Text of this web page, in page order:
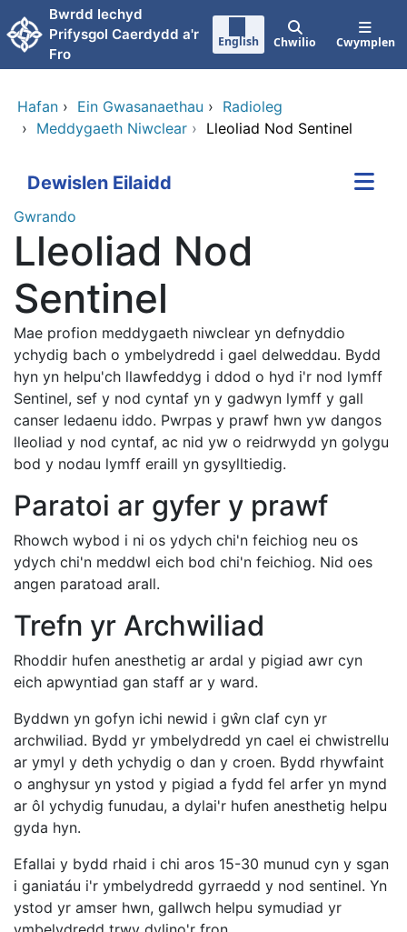
Neidio i'r prif gynnwy
Bwrdd Iechyd
Prifysgol Caerdydd a'r
Fro
English Chwilio Cwymplen
Hafan › Ein Gwasanaethau › Radioleg
› Meddygaeth Niwclear › Lleoliad Nod Sentinel
Dewislen Eilaidd
Gwrando
Lleoliad Nod
Sentinel
Mae profion meddygaeth niwclear yn defnyddio
ychydig bach o ymbelydredd i gael delweddau. Bydd
hyn yn helpu'ch llawfeddyg i ddod o hyd i'r nod lymff
Sentinel, sef y nod cyntaf yn y gadwyn lymff y gall
canser ledaenu iddo. Pwrpas y prawf hwn yw dangos
lleoliad y nod cyntaf, ac nid yw o reidrwydd yn golygu
bod y nodau lymff eraill yn gysylltiedig.
Paratoi ar gyfer y prawf
Rhowch wybod i ni os ydych chi'n feichiog neu os
ydych chi'n meddwl eich bod chi'n feichiog. Nid oes
angen paratoad arall.
Trefn yr Archwiliad
Rhoddir hufen anesthetig ar ardal y pigiad awr cyn
eich apwyntiad gan staff ar y ward.
Byddwn yn gofyn ichi newid i gŵn claf cyn yr
archwiliad. Bydd yr ymbelydredd yn cael ei chwistrellu
ar ymyl y deth ychydig o dan y croen. Bydd rhywfaint
o anghysur yn ystod y pigiad a fydd fel arfer yn mynd
ar ôl ychydig funudau, a dylai'r hufen anesthetig helpu
gyda hyn.
Efallai y bydd rhaid i chi aros 15-30 munud cyn y sgan
i ganiatáu i'r ymbelydredd gyrraedd y nod sentinel. Yn
ystod yr amser hwn, gallwch helpu symudiad yr